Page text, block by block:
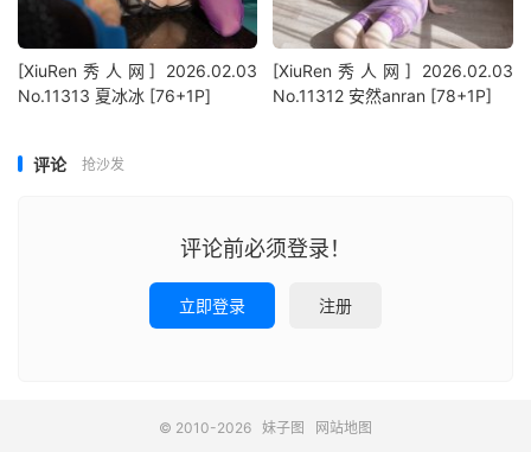
[XiuRen秀人网] 2026.02.03
No.11313 夏冰冰 [76+1P]
[XiuRen秀人网] 2026.02.03
No.11312 安然anran [78+1P]
评论 抢沙发
评论前必须登录！
立即登录 注册
© 2010-2026 妹子图 网站地图